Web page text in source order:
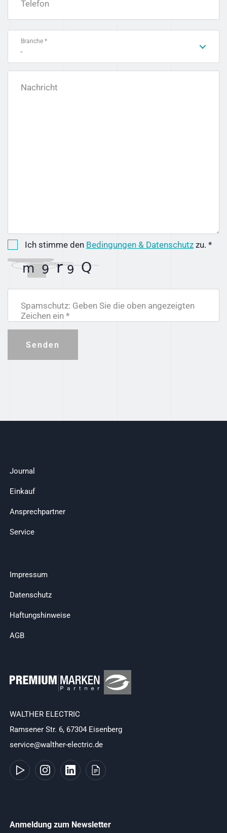
Telefon
Branche *
-
Nachricht
Ich stimme den Bedingungen & Datenschutz zu. *
Spamschutz: Geben Sie die oben angezeigten
Zeichen ein *
Senden
Journal
Einkauf
Ansprechpartner
Service
Impressum
Datenschutz
Haftungshinweise
AGB
WALTHER ELECTRIC
Ramsener Str. 6, 67304 Eisenberg
service@walther-electric.de
Anmeldung zum Newsletter